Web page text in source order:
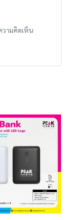
วามคิดเห็น